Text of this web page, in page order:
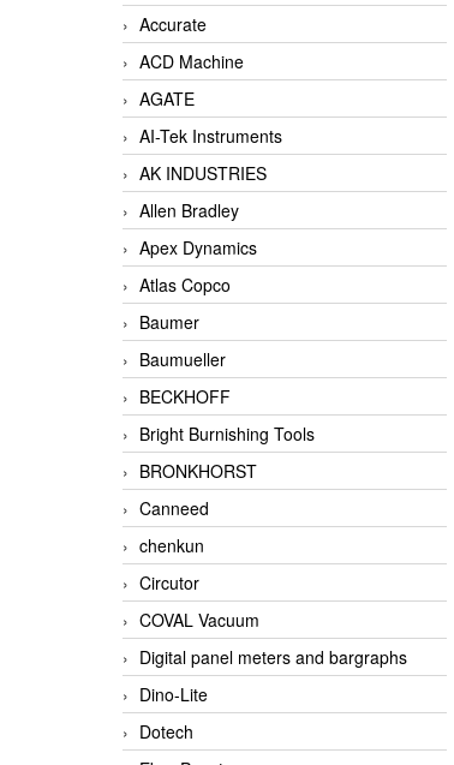
Accurate
ACD Machine
AGATE
AI-Tek Instruments
AK INDUSTRIES
Allen Bradley
Apex Dynamics
Atlas Copco
Baumer
Baumueller
BECKHOFF
Bright Burnishing Tools
BRONKHORST
Canneed
chenkun
Circutor
COVAL Vacuum
Digital panel meters and bargraphs
Dino-Lite
Dotech